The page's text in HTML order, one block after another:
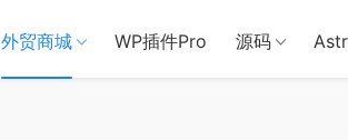
外贸商城 WP插件Pro 源码